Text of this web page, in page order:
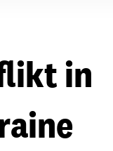
in